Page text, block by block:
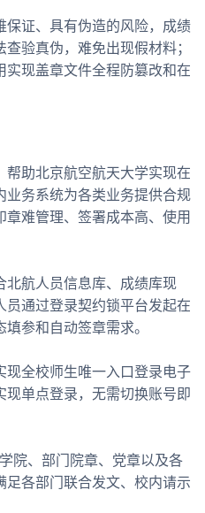
保证、具有伪造的风险，成绩
验真伪，难免出现假材料；
现盖章文件全程防篡改和在
帮助北京航空航天大学实现在
业务系统为各类业务提供合规
难管理、签署成本高、使用
北航人员信息库、成绩库现
通过登录契约锁平台发起在
参和自动签章需求。
现全校师生唯一入口登录电子
单点登录，无需切换账号即
院、部门院章、党章以及各
足各部门联合发文、校内请示